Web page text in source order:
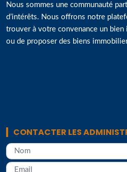
Nous sommes une communauté
d’intérêts. Nous offrons notre
trouver à votre convenance un bien
ou de proposer des biens
CONTACTER LES